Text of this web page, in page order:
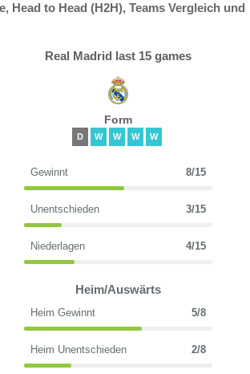
Head to Head (H2H), Teams Vergleich und
Real Madrid last 15 games
Form
D W W W W
Gewinnt 8/15
Unentschieden 3/15
Niederlagen 4/15
Heim/Auswärts
Heim Gewinnt 5/8
Heim Unentschieden 2/8